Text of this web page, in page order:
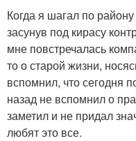
Когда я шагал по
засунув под кирасу
мне повстречалась
то о старой жизни,
вспомнил, что сегодня
назад не вспомнил о
заметил и не придал
любят это все.